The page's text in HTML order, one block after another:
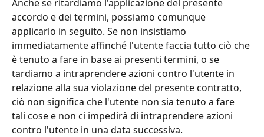
Anche se ritardiamo l'applicazione del presente
accordo e dei termini, possiamo comunque
applicarlo in seguito. Se non insistiamo
immediatamente affinché l'utente faccia tutto ciò che
è tenuto a fare in base ai presenti termini, o se
tardiamo a intraprendere azioni contro l'utente in
relazione alla sua violazione del presente contratto,
ciò non significa che l'utente non sia tenuto a fare
tali cose e non ci impedirà di intraprendere azioni
contro l'utente in una data successiva.